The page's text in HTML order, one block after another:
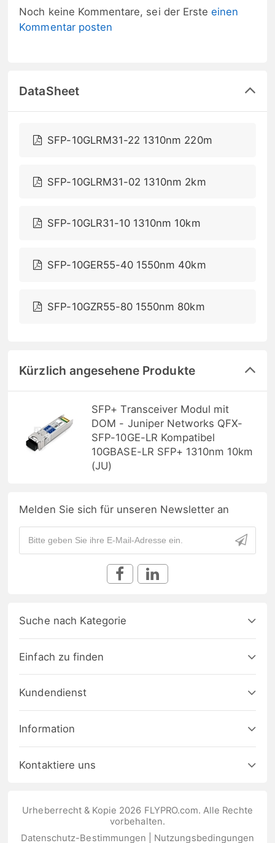
Noch keine Kommentare, sei der Ersteeinen
Kommentar posten
DataSheet
SFP-10GLRM31-22 1310nm 220m
SFP-10GLRM31-02 1310nm 2km
SFP-10GLR31-10 1310nm 10km
SFP-10GER55-40 1550nm 40km
SFP-10GZR55-80 1550nm 80km
Kürzlich angesehene Produkte
SFP+ Transceiver Modul mit
DOM - Juniper Networks QFX-
SFP-10GE-LR Kompatibel
10GBASE-LR SFP+ 1310nm 10km
(JU)
Melden Sie sich für unseren Newsletter an
Suche nach Kategorie
Einfach zu finden
Kundendienst
Information
Kontaktiere uns
Urheberrecht & Kopie 2026 FLYPRO.com. Alle Rechte
vorbehalten.
Datenschutz-Bestimmungen
Nutzungsbedingungen